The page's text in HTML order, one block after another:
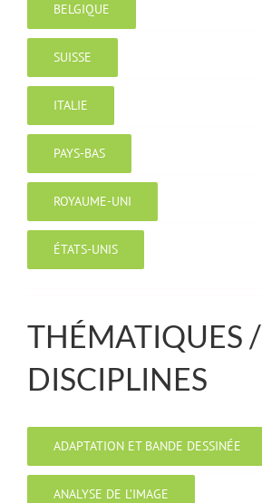
BELGIQUE
SUISSE
ITALIE
PAYS-BAS
ROYAUME-UNI
ÉTATS-UNIS
THÉMATIQUES /
DISCIPLINES
ADAPTATION ET BANDE DESSINÉE
ANALYSE DE L’IMAGE